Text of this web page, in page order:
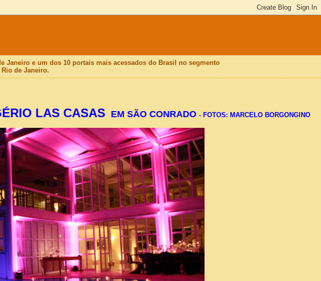
Janeiro e um dos 10 portais mais acessados do Brasil no segmento
de Janeiro.
LAS CASAS EM SÃO CONRADO - FOTOS: MARCELO BORGONGINO